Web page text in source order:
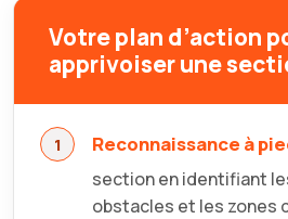
Votre plan d’action
apprivoiser une
Reconnaissance à
section en identifiant
obstacles et les zones